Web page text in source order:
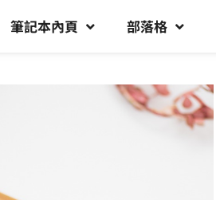
筆記本內頁 部落格